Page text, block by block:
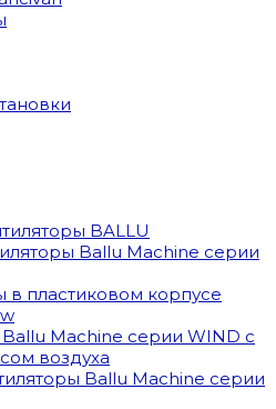
BALLU
Ballu Machine серии
в пластиковом корпусе
Machine серии WIND с
воздуха
Ballu Machine серии